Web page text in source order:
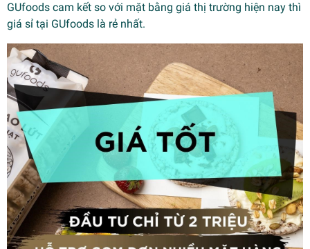
GUfoods cam kết so với mặt bằng giá thị trường hiện nay thì
giá sỉ tại GUfoods là rẻ nhất.